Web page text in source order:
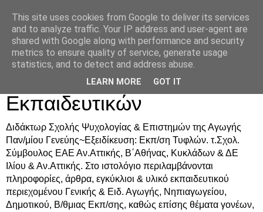
Δρ. Ράνια Χιουρέα-
Συμβουλευτική &
Υποστήριξη Γονέων &
Εκπαιδευτικών
Διδάκτωρ Σχολής Ψυχολογίας & Επιστημών της Αγωγής
Παν/μίου Γενεύης~Εξειδίκευση: Εκπ/ση Τυφλών. τ.Σχολ.
Σύμβουλος ΕΑΕ Αν.Αττικής, Β΄Αθήνας, Κυκλάδων & ΔΕ
Ιλίου & Αν.Αττικής. Στο ιστολόγιο περιλαμβάνονται
πληροφορίες, άρθρα, εγκύκλιοι & υλικό εκπαιδευτικού
περιεχομένου Γενικής & Ειδ. Αγωγής, Νηπιαγωγείου,
Δημοτικού, Β/θμιας Εκπ/σης, καθώς επίσης θέματα γονέων,
This site uses cookies from Google to deliver its services
and to analyze traffic. Your IP address and user-agent are
shared with Google along with performance and security
metrics to ensure quality of service, generate usage
statistics, and to detect and address abuse.
LEARN MORE GOT IT